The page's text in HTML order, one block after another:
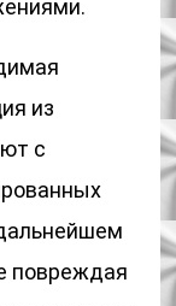
из
с
повреждая